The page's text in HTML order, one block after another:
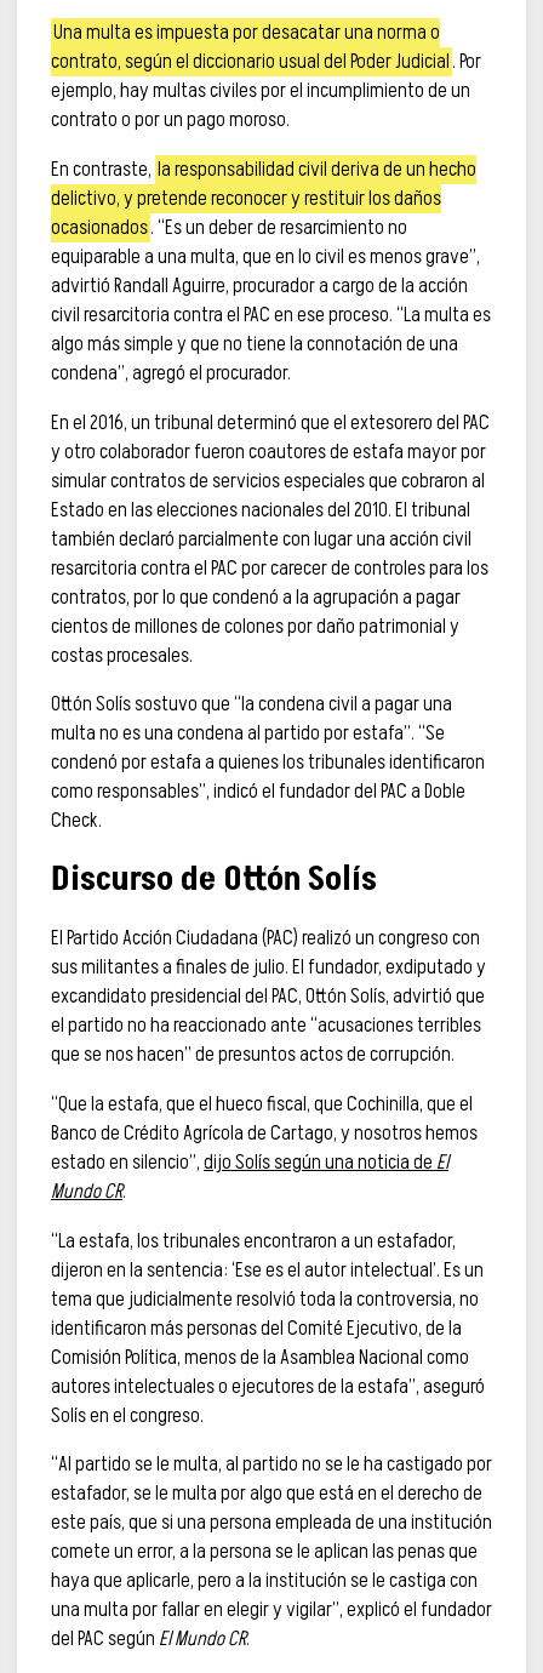
Una multa es impuesta por desacatar una norma o
contrato, según el diccionario usual del Poder Judicial. Por
ejemplo, hay multas civiles por el incumplimiento de un
contrato o por un pago moroso.
En contraste, la responsabilidad civil deriva de un hecho
delictivo, y pretende reconocer y restituir los daños
ocasionados. “Es un deber de resarcimiento no
equiparable a una multa, que en lo civil es menos grave”,
advirtió Randall Aguirre, procurador a cargo de la acción
civil resarcitoria contra el PAC en ese proceso. “La multa es
algo más simple y que no tiene la connotación de una
condena”, agregó el procurador.
En el 2016, un tribunal determinó que el extesorero del PAC
y otro colaborador fueron coautores de estafa mayor por
simular contratos de servicios especiales que cobraron al
Estado en las elecciones nacionales del 2010. El tribunal
también declaró parcialmente con lugar una acción civil
resarcitoria contra el PAC por carecer de controles para los
contratos, por lo que condenó a la agrupación a pagar
cientos de millones de colones por daño patrimonial y
costas procesales.
Ottón Solís sostuvo que “la condena civil a pagar una
multa no es una condena al partido por estafa”. “Se
condenó por estafa a quienes los tribunales identificaron
como responsables”, indicó el fundador del PAC a Doble
Check.
Discurso de Ottón Solís
El Partido Acción Ciudadana (PAC) realizó un congreso con
sus militantes a finales de julio. El fundador, exdiputado y
excandidato presidencial del PAC, Ottón Solís, advirtió que
el partido no ha reaccionado ante “acusaciones terribles
que se nos hacen” de presuntos actos de corrupción.
“Que la estafa, que el hueco fiscal, que Cochinilla, que el
Banco de Crédito Agrícola de Cartago, y nosotros hemos
estado en silencio”,dijo Solís según una noticia de El
Mundo CR.
“La estafa, los tribunales encontraron a un estafador,
dijeron en la sentencia: ‘Ese es el autor intelectual’. Es un
tema que judicialmente resolvió toda la controversia, no
identificaron más personas del Comité Ejecutivo, de la
Comisión Política, menos de la Asamblea Nacional como
autores intelectuales o ejecutores de la estafa”, aseguró
Solís en el congreso.
“Al partido se le multa, al partido no se le ha castigado por
estafador, se le multa por algo que está en el derecho de
este país, que si una persona empleada de una institución
comete un error, a la persona se le aplican las penas que
haya que aplicarle, pero a la institución se le castiga con
una multa por fallar en elegir y vigilar”, explicó el fundador
del PAC según El Mundo CR.